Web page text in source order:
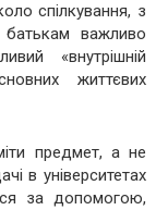
спілкування, з
важливо
«внутрішній
життєвих
предмет, а не
в університетах
за допомогою,